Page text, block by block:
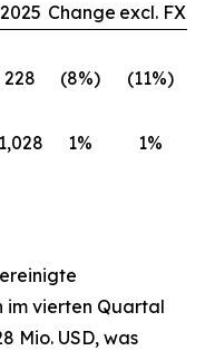
2025 Change excl. FX
228 (8%)
(11%)
1,028 1% 1%
im vierten Quartal
Mio. USD, was